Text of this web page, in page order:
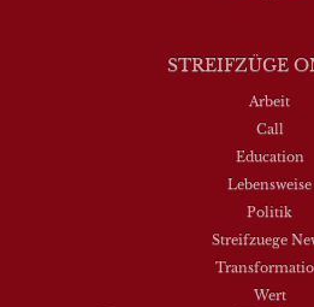
STREIFZÜGE
Arbeit
Call
Education
Lebensweise
Politik
Streifzuege
Wert